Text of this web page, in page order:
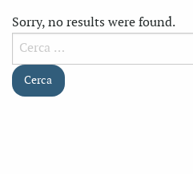
Sorry, no results were found.
Cerca: